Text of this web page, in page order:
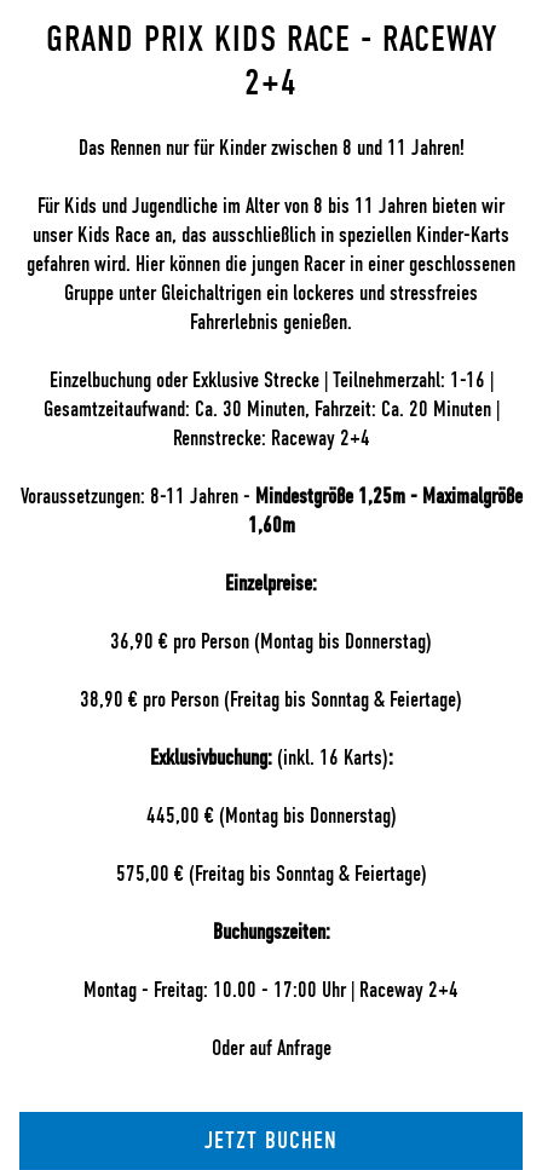
GRAND PRIX KIDS RACE - RACEWAY
2+4
Das Rennen nur für Kinder zwischen 8 und 11 Jahren!
Für Kids und Jugendliche im Alter von 8 bis 11 Jahren bieten wir
unser Kids Race an, das ausschließlich in speziellen Kinder-Karts
gefahren wird. Hier können die jungen Racer in einer geschlossenen
Gruppe unter Gleichaltrigen ein lockeres und stressfreies
Fahrerlebnis genießen.
Einzelbuchung oder Exklusive Strecke | Teilnehmerzahl: 1-16 |
Gesamtzeitaufwand: Ca. 30 Minuten, Fahrzeit: Ca. 20 Minuten |
Rennstrecke: Raceway 2+4
Voraussetzungen: 8-11 Jahren - Mindestgröße 1,25m - Maximalgröße
1,60m
Einzelpreise:
36,90 € pro Person (Montag bis Donnerstag)
38,90 € pro Person (Freitag bis Sonntag & Feiertage)
Exklusivbuchung: (inkl. 16 Karts):
445,00 € (Montag bis Donnerstag)
575,00 € (Freitag bis Sonntag & Feiertage)
Buchungszeiten:
Montag - Freitag: 10.00 - 17:00 Uhr | Raceway 2+4
Oder auf Anfrage
JETZT BUCHEN